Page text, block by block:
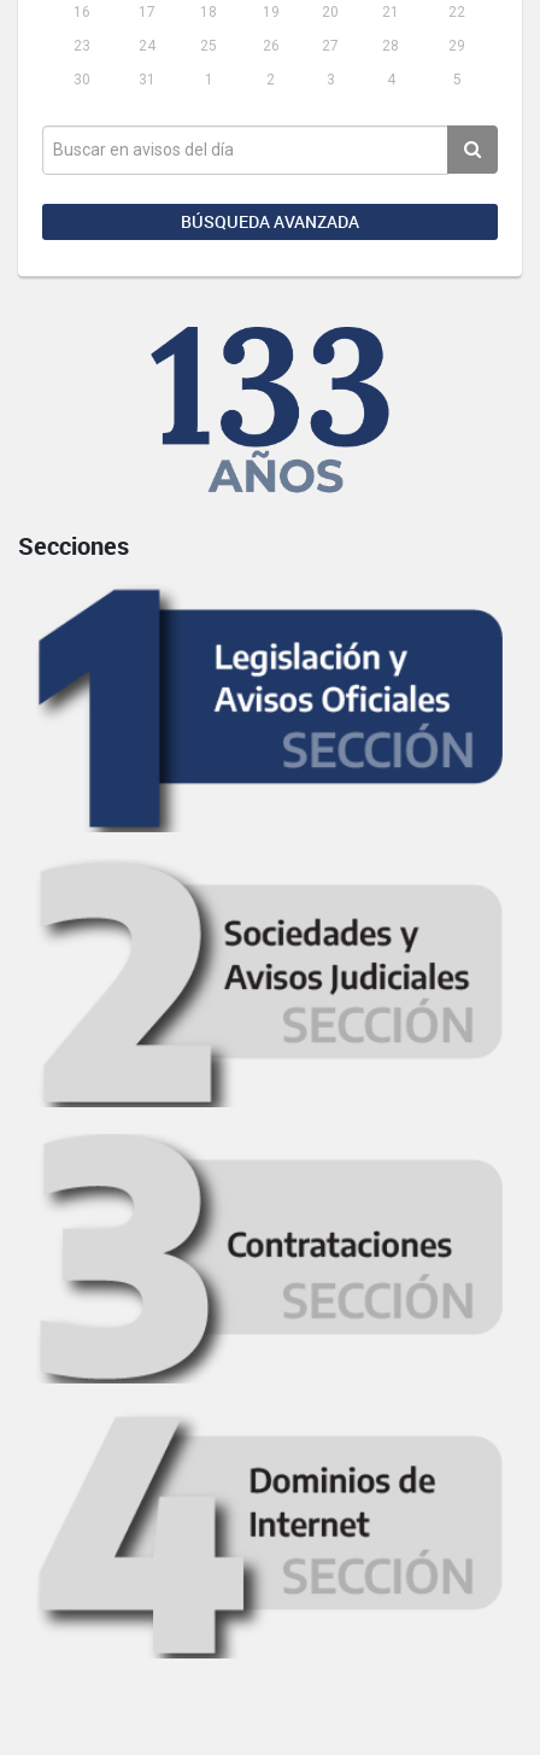
16
17 18 19 20 21
22
23
24 25 26 27 28
29
30
31 1 2 3 4 5
BÚSQUEDA AVANZADA
Secciones